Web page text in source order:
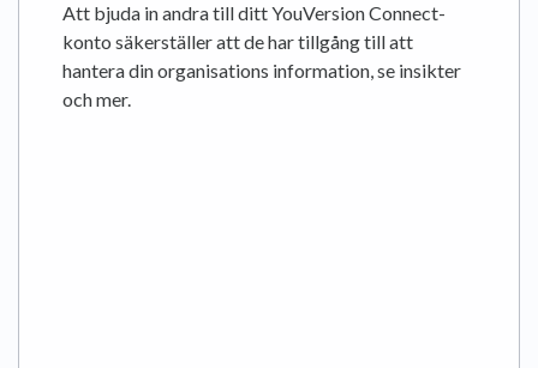
Att bjuda in andra till ditt YouVersion Connect-
konto säkerställer att de har tillgång till att
hantera din organisations information, se insikter
och mer.